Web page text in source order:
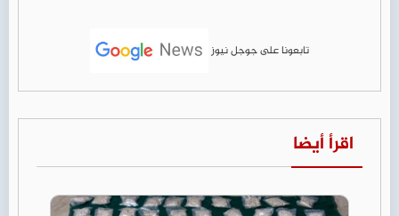
تابعونا على جوجل نيوز
اقرأ أيضا